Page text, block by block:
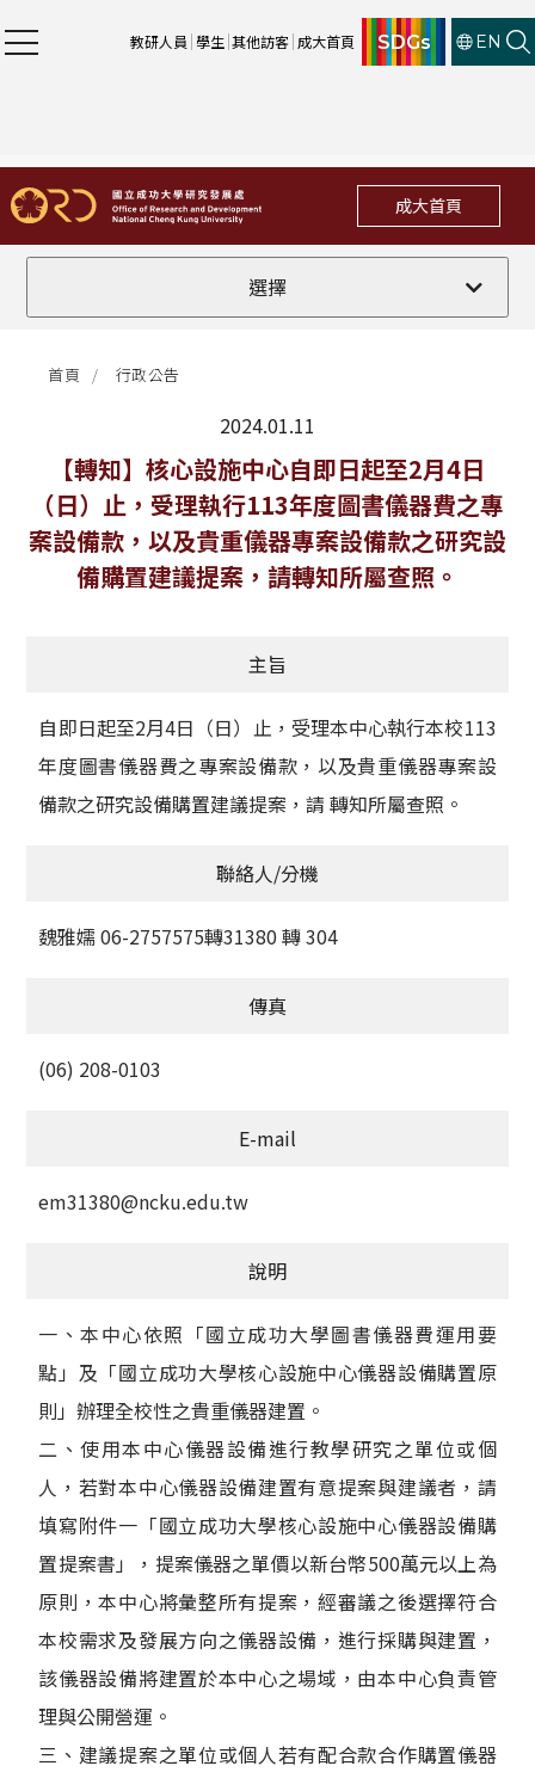
教研人員 學生 其他訪客 成大首頁 SDGs EN
成大首頁
選擇
全部
法規修訂
補助獎項
獲獎名單
其他
活動花絮
首頁 行政公告
2024.01.11
最新消息
【轉知】核心設施中心自即日起至2月4日
（日）止，受理執行113年度圖書儀器費之專
案設備款，以及貴重儀器專案設備款之研究設
備購置建議提案，請轉知所屬查照。
主旨
自即日起至2月4日（日）止，受理本中心執行本校113
年度圖書儀器費之專案設備款，以及貴重儀器專案設
備款之研究設備購置建議提案，請 轉知所屬查照。
聯絡人/分機
魏雅嬬 06-2757575轉31380 轉 304
傳真
(06) 208-0103
E-mail
em31380@ncku.edu.tw
說明
一、本中心依照「國立成功大學圖書儀器費運用要
點」及「國立成功大學核心設施中心儀器設備購置原
則」辦理全校性之貴重儀器建置。
二、使用本中心儀器設備進行教學研究之單位或個
人，若對本中心儀器設備建置有意提案與建議者，請
填寫附件一「國立成功大學核心設施中心儀器設備購
置提案書」，提案儀器之單價以新台幣500萬元以上為
原則，本中心將彙整所有提案，經審議之後選擇符合
本校需求及發展方向之儀器設備，進行採購與建置，
該儀器設備將建置於本中心之場域，由本中心負責管
理與公開營運。
三、建議提案之單位或個人若有配合款合作購置儀器